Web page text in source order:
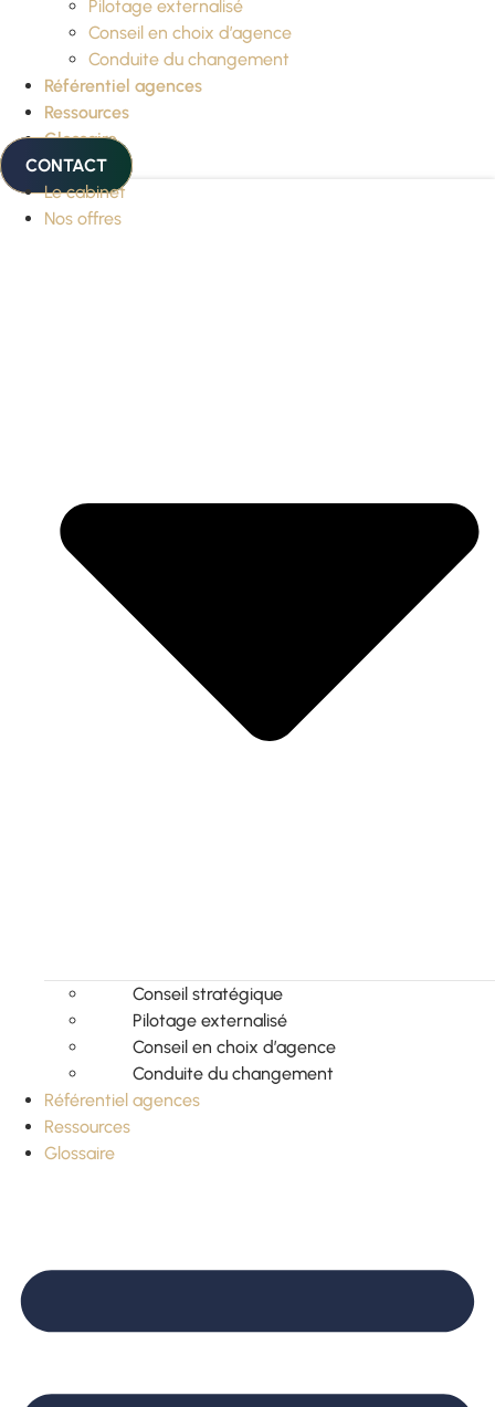
Pilotage externalisé
Conseil en choix d’agence
Conduite du changement
Référentiel agences
Ressources
Glossaire
CONTACT
Le cabinet
Nos offres
Conseil stratégique
Pilotage externalisé
Conseil en choix d’agence
Conduite du changement
Référentiel agences
Ressources
Glossaire